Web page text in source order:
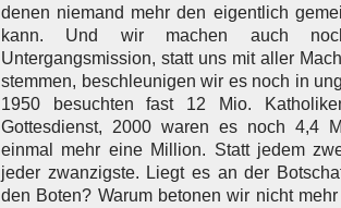
denen niemand mehr den eigentlich
kann. Und wir machen auch
Untergangsmission, statt uns mit aller
stemmen, beschleunigen wir es noch in
1950 besuchten fast 12 Mio.
Gottesdienst, 2000 waren es noch 4,4
einmal mehr eine Million. Statt jedem
jeder zwanzigste. Liegt es an der
den Boten? Warum betonen wir nicht